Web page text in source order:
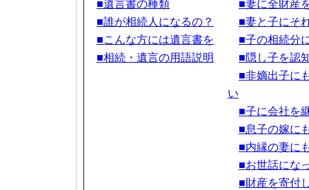
■遺言書の種類
■誰が相続人になるの？
■こんな方には遺言書を
■相続・遺言の用語説明
■妻に全財産
■妻と子にそ
■子の相続分
■隠し子を認
■非嫡出子に
い
■子に会社を
■息子の嫁に
■内縁の妻に
■お世話にな
■財産を寄付